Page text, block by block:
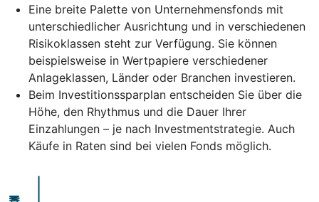
Eine breite Palette von Unternehmensfonds mit
unterschiedlicher Ausrichtung und in verschiedenen
Risikoklassen steht zur Verfügung. Sie können
beispielsweise in Wertpapiere verschiedener
Anlageklassen, Länder oder Branchen investieren.
Beim Investitionssparplan entscheiden Sie über die
Höhe, den Rhythmus und die Dauer Ihrer
Einzahlungen – je nach Investmentstrategie. Auch
Käufe in Raten sind bei vielen Fonds möglich.